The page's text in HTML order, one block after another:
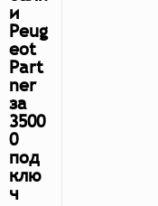
и
Peug
eot
Part
ner
за
3500
0
под
клю
ч